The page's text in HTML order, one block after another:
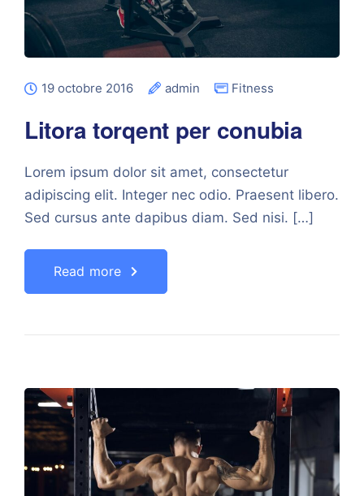
19 octobre 2016 admin Fitness
Litora torqent per conubia
Lorem ipsum dolor sit amet, consectetur
adipiscing elit. Integer nec odio. Praesent libero.
Sed cursus ante dapibus diam. Sed nisi. […]
Read more